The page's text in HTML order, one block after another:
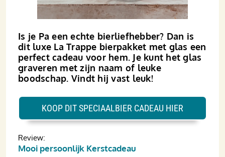
Is je Pa een echte bierliefhebber? Dan is
dit luxe La Trappe bierpakket met glas een
perfect cadeau voor hem. Je kunt het glas
graveren met zijn naam of leuke
boodschap. Vindt hij vast leuk!
Review:
Mooi persoonlijk Kerstcadeau
KOOP DIT SPECIAALBIER CADEAU HIER